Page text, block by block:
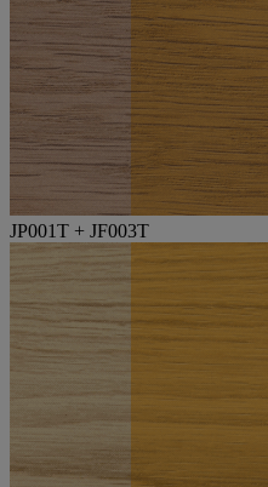
JP001T + JF003T